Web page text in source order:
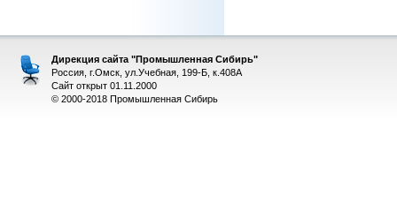
Дирекция сайта "Промышленная Сибирь"
Россия, г.Омск, ул.Учебная, 199-Б, к.408А
Сайт открыт 01.11.2000
© 2000-2018 Промышленная Сибирь